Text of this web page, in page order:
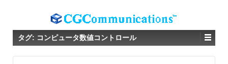
タグ: コンピュータ数値コントロール